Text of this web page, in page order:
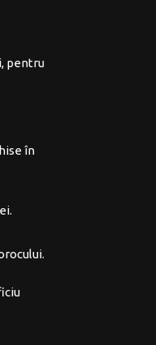
pentru
în